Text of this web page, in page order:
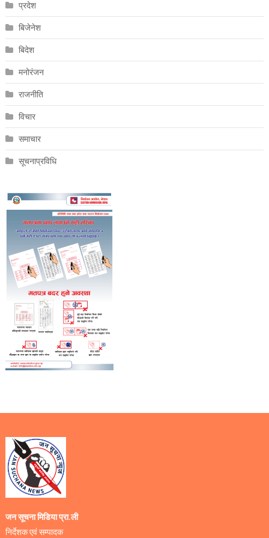
प्रदेश
बिजेनेश
बिदेश
मनोरंजन
राजनीति
विचार
समाचार
सूचनाप्रविधि
जन सूचना मिडिया प्रा.ली
निर्देशक एवं सम्पादक